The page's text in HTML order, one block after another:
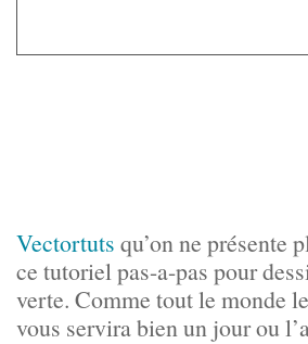
Vectortuts qu’on ne présente
ce tutoriel pas-a-pas pour
verte. Comme tout le monde
vous servira bien un jour ou